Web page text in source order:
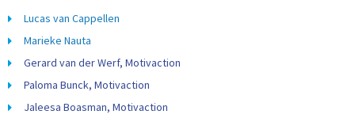
Lucas van Cappellen
Marieke Nauta
Gerard van der Werf, Motivaction
Paloma Bunck, Motivaction
Jaleesa Boasman, Motivaction